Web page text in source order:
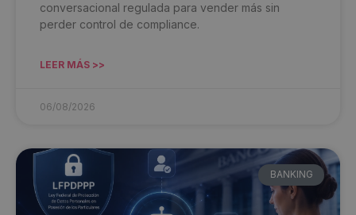
conversacional regulada para vender más sin
perder control de compliance.
LEER MÁS >>
06/08/2026
BANKING